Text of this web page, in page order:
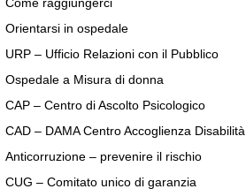
Come raggiungerci
Orientarsi in ospedale
URP – Ufficio Relazioni con il Pubblico
Ospedale a Misura di donna
CAP – Centro di Ascolto Psicologico
CAD – DAMA Centro Accoglienza Disabilità
Anticorruzione – prevenire il rischio
CUG – Comitato unico di garanzia